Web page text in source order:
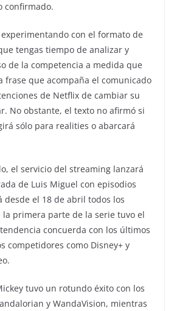
confirmado.
con el formato de
tengas tiempo de analizar y
de la competencia a medida que
frase que acompaña el comunicado
de Netflix de cambiar su
No obstante, el texto no afirmó si
sólo para realities o abarcará
el servicio del streaming lanzará
de Luis Miguel con episodios
desde el 18 de abril todos los
primera parte de la serie tuvo el
concuerda con los últimos
competidores como Disney+ y
tuvo un rotundo éxito con los
y WandaVision, mientras